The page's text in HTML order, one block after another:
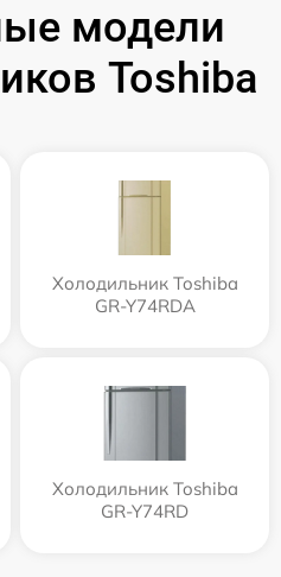
модели
Toshiba
Холодильник Toshiba
GR-Y74RDA
Холодильник Toshiba
GR-Y74RD